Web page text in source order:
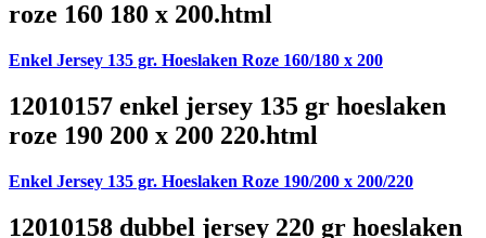
roze 160 180 x 200.html
Enkel Jersey 135 gr. Hoeslaken Roze 160/180 x 200
12010157 enkel jersey 135 gr hoeslaken
roze 190 200 x 200 220.html
Enkel Jersey 135 gr. Hoeslaken Roze 190/200 x 200/220
12010158 dubbel jersey 220 gr hoeslaken